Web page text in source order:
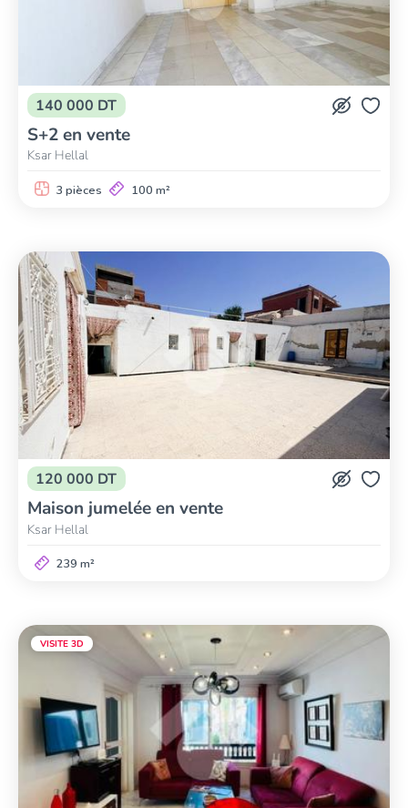
140 000 DT
S+2 en vente
Ksar Hellal
3 pièces 100 m²
120 000 DT
Maison jumelée en vente
Ksar Hellal
239 m²
VISITE 3D